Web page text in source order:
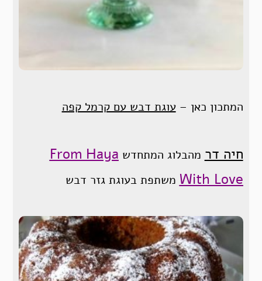
המתכון כאן –עוגת דבש עם קרמל קפה
חיה דר מהבלוג המתחדש From Haya
With Love משתפת בעוגת גזר דבש